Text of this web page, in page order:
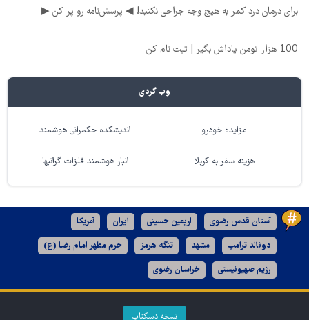
برای درمان درد کمر به هیچ وجه جراحی نکنید! ◀ پرسش‌نامه رو پر کن ▶
100 هزار تومن پاداش بگیر | ثبت نام کن
وب گردی
مزایده خودرو اندیشکده حکمرانی هوشمند
هزینه سفر به کربلا انبار هوشمند فلزات گرانبها
آستان قدس رضوی اربعین حسینی ایران آمریکا
دونالد ترامپ مشهد تنگه هرمز حرم مطهر امام رضا (ع)
رژیم صهیونیستی خراسان رضوی
نسخه دسکتاپ